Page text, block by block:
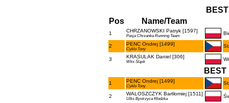
Pos
Name/Team
1 CHRZANOWSKI Patryk [1597]
Pasja Chrzanka Running Team
2 PENC Ondrej [1499]
Cyklo Tony
3 KRASULAK Daniel [306]
Wks Śląsk
BEST
1 PENC Ondrej [1499]
Cyklo Tony
2 WALOSZCZYK Bartłomiej [1511]
Ulks Bystrzyca Kłodzka